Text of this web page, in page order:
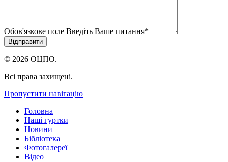
Обов'язкове поле Введіть Ваше питання*
© 2026 ОЦПО.
Всі права захищені.
Пропустити навігацію
Головна
Наші гуртки
Новини
Бібліотека
Фотогалереї
Відео